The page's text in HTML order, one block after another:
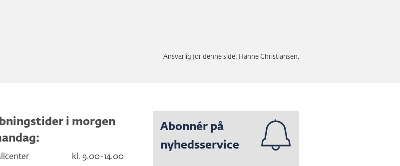
Ansvarlig for denne side: Hanne Christiansen.
i morgen
kl. 9.00-14.00
Abonnér på
nyhedsservice